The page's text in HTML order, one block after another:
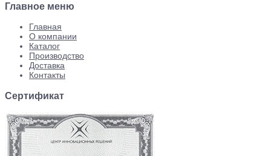
Главное меню
Главная
О компании
Каталог
Производство
Доставка
Контакты
Сертификат